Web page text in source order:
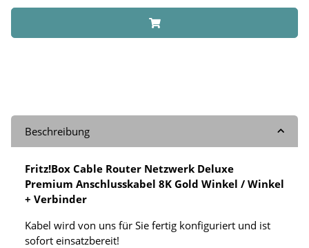
Beschreibung
Fritz!Box Cable Router Netzwerk Deluxe
Premium Anschlusskabel 8K Gold Winkel / Winkel
+ Verbinder
Kabel wird von uns für Sie fertig konfiguriert und ist
sofort einsatzbereit!